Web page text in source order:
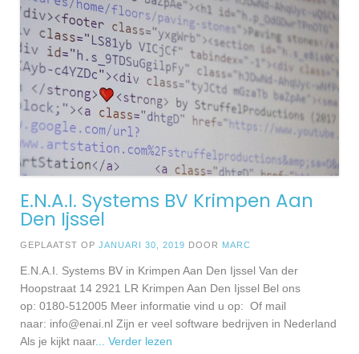
E.N.A.I. Systems BV Krimpen Aan
Den Ijssel
GEPLAATST OP JANUARI 30, 2019 DOOR MARC
E.N.A.I. Systems BV in Krimpen Aan Den Ijssel Van der
Hoopstraat 14 2921 LR Krimpen Aan Den Ijssel Bel ons
op: 0180-512005 Meer informatie vind u op: Of mail
naar: info@enai.nl Zijn er veel software bedrijven in Nederland
Als je kijkt naar... Verder lezen